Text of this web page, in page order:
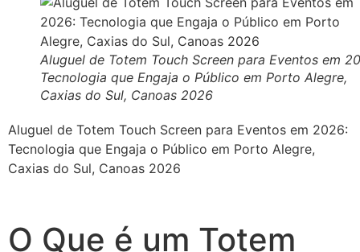
Aluguel de Totem Touch Screen para Eventos em
Tecnologia que Engaja o Público em Porto Alegre,
Caxias do Sul, Canoas 2026
Aluguel de Totem Touch Screen para Eventos em 2026:
Tecnologia que Engaja o Público em Porto Alegre,
Caxias do Sul, Canoas 2026
O Que é um Totem